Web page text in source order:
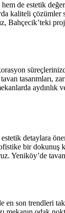
de estetik
kaliteli çözümler
Bahçecik’teki
tasarımları,
aydınlık
detaylara
bir dokunuş
Yeniköy’de
son trendleri